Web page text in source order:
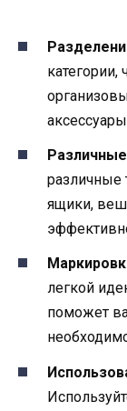
категории,
различные
ящики,
легкой
поможет